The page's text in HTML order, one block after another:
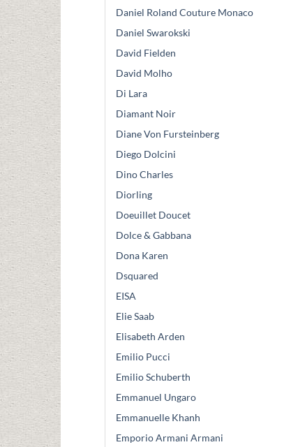
Daniel Roland Couture Monaco
Daniel Swarokski
David Fielden
David Molho
Di Lara
Diamant Noir
Diane Von Fursteinberg
Diego Dolcini
Dino Charles
Diorling
Doeuillet Doucet
Dolce & Gabbana
Dona Karen
Dsquared
EISA
Elie Saab
Elisabeth Arden
Emilio Pucci
Emilio Schuberth
Emmanuel Ungaro
Emmanuelle Khanh
Emporio Armani Armani